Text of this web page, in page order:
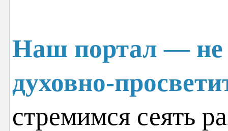
Наш портал — не
духовно-
стремимся сеять